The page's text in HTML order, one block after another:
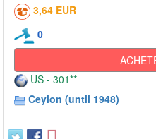
3,64 EUR
0
US - 301**
Ceylon (until 1948)